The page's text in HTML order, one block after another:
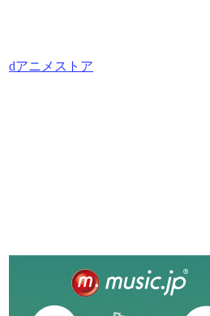
dアニメストア